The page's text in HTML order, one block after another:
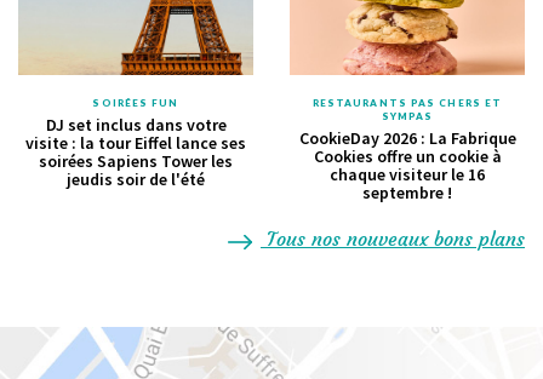
SOIRÉES FUN
DJ set inclus dans votre
visite : la tour Eiffel lance ses
soirées Sapiens Tower les
jeudis soir de l'été
RESTAURANTS PAS CHERS ET
SYMPAS
CookieDay 2026 : La Fabrique
Cookies offre un cookie à
chaque visiteur le 16
septembre !
Tous nos nouveaux bons plans